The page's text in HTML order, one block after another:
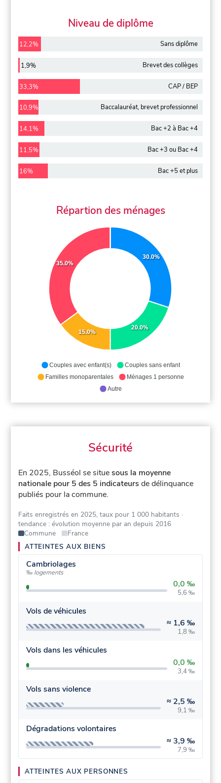
Niveau de diplôme
12,2% Sans diplôme
1,9% Brevet des collèges
33,3% CAP / BEP
10,9% Baccalauréat, brevet professionnel
14,1% Bac +2 à Bac +4
11,5% Bac +3 ou Bac +4
16% Bac +5 et plus
Répartion des ménages
30.0%
20.0%
15.0%
35.0%
Couples avec enfant(s)
Couples sans enfant
Familles monoparentales
Ménages 1 personne
Autre
Sécurité
En 2025, Busséol se situesous la moyenne
nationale pour 5 des 5 indicateurs de délinquance
publiés pour la commune.
Faits enregistrés en 2025, taux pour 1 000 habitants ·
tendance : évolution moyenne par an depuis 2016
Commune
France
ATTEINTES AUX BIENS
Cambriolages
‰ logements
0,0 ‰
5,6 ‰
Vols de véhicules
≈ 1,6 ‰
1,8 ‰
Vols dans les véhicules
0,0 ‰
3,4 ‰
Vols sans violence
≈ 2,5 ‰
9,1 ‰
Dégradations volontaires
≈ 3,9 ‰
7,9 ‰
ATTEINTES AUX PERSONNES